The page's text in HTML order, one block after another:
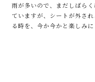
雨が多いので、まだしばら
ていますが、シートが外さ
る時を、今か今かと楽しみに